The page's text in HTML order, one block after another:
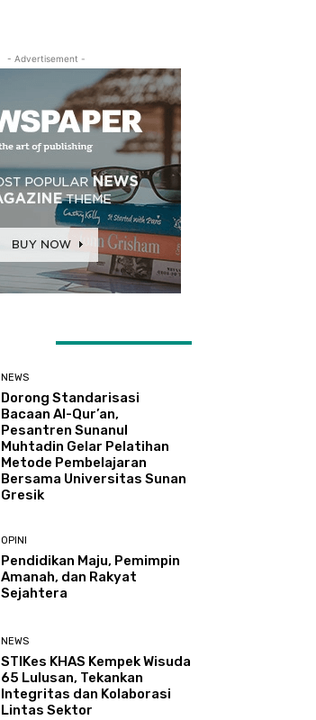
- Advertisement -
NEWS
Dorong Standarisasi
Bacaan Al-Qur’an,
Pesantren Sunanul
Muhtadin Gelar Pelatihan
Metode Pembelajaran
Bersama Universitas Sunan
Gresik
OPINI
Pendidikan Maju, Pemimpin
Amanah, dan Rakyat
Sejahtera
NEWS
STIKes KHAS Kempek Wisuda
65 Lulusan, Tekankan
Integritas dan Kolaborasi
Lintas Sektor